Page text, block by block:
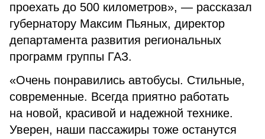
проехать до 500 километров», — рассказал
губернатору Максим Пьяных, директор
департамента развития региональных
программ группы ГАЗ.
«Очень понравились автобусы. Стильные,
современные. Всегда приятно работать
на новой, красивой и надежной технике.
Уверен, наши пассажиры тоже останутся